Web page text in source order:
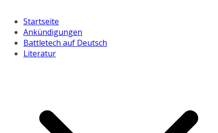
Startseite
Ankündigungen
Battletech auf Deutsch
Literatur